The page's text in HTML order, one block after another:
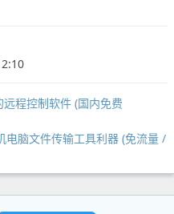
程控制软件 (国内免费
电脑文件传输工具利器 (免流量 /